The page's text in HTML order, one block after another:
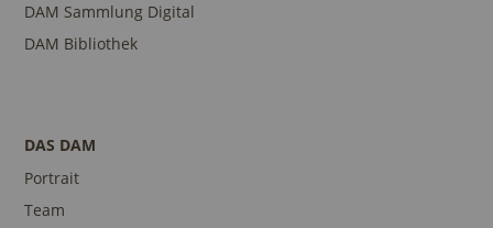
DAM Sammlung Digital
DAM Bibliothek
DAS DAM
Portrait
Team